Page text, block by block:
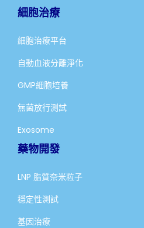
細胞治療
細胞治療平台
自動血液分離淨化
GMP細胞培養
無菌放行測試
Exosome
藥物開發
LNP 脂質奈米粒子
穩定性測試
基因治療